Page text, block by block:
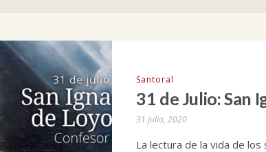
Santoral
31 de Julio: San
31 julio, 2020
La lectura de la vida de los